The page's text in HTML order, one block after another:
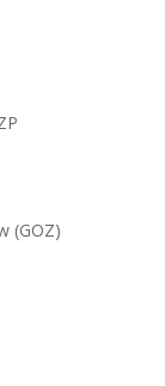
(GOZ)